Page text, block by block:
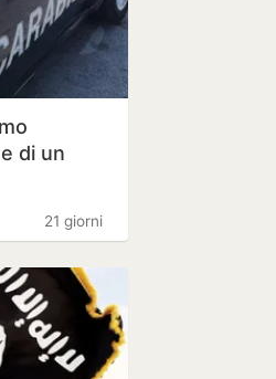
di un
21 giorni